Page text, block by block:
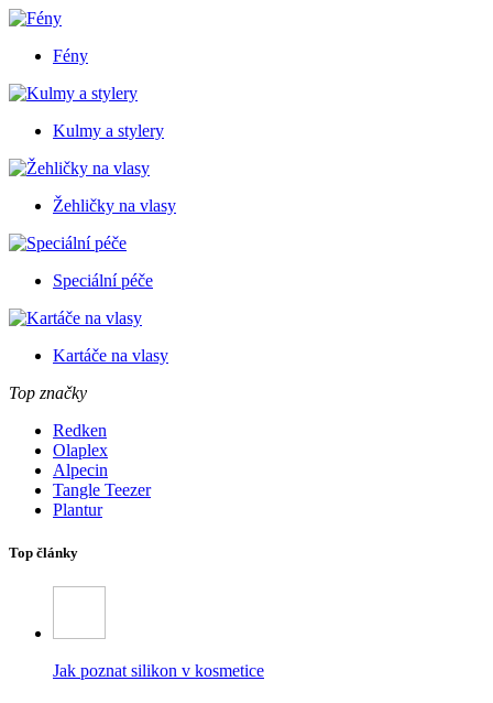
Fény
Kulmy a stylery
Žehličky na vlasy
Speciální péče
Kartáče na vlasy
Top značky
Redken
Olaplex
Alpecin
Tangle Teezer
Plantur
Top články
Jak poznat silikon v kosmetice